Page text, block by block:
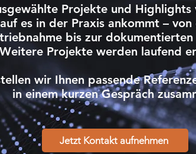
Projekte und Highlights
es in der Praxis ankommt –
bis zur
Weitere Projekte werden laufend
wir Ihnen passende
in einem kurzen Gespräch
Jetzt Kontakt aufnehmen